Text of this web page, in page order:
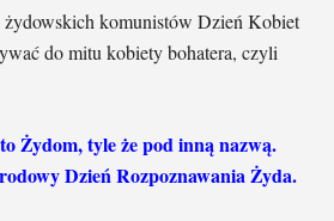
komunistów Dzień Kobiet
do mitu kobiety bohatera, czyli
Żydom, tyle że pod inną nazwą.
Dzień Rozpoznawania Żyda.